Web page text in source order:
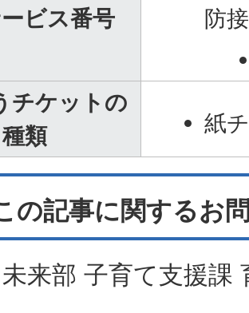
ビス番号
防
チケットの
種類
紙
の記事に関するお
来部 子育て支援課